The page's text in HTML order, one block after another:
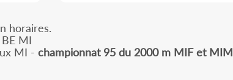
horaires.
MI
MI - championnat 95 du 2000 m MIF et MIM